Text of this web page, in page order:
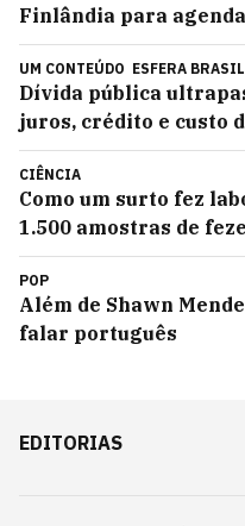
Finlândia para
UM CONTEÚDO ESFERA BRASIL
Dívida pública
juros, crédito e custo
CIÊNCIA
Como um surto fez
1.500 amostras de
POP
Além de Shawn
falar português
EDITORIAS